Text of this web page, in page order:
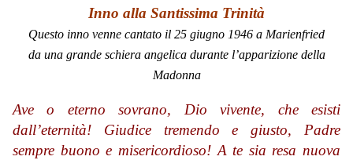
Inno alla Santissima Trinità
Questo inno venne cantato il 25 giugno 1946 a Marienfried
da una grande schiera angelica durante l’apparizione della
Madonna
Ave o eterno sovrano, Dio vivente, che esisti
dall’eternità! Giudice tremendo e giusto, Padre
sempre buono e misericordioso! A te sia resa nuova